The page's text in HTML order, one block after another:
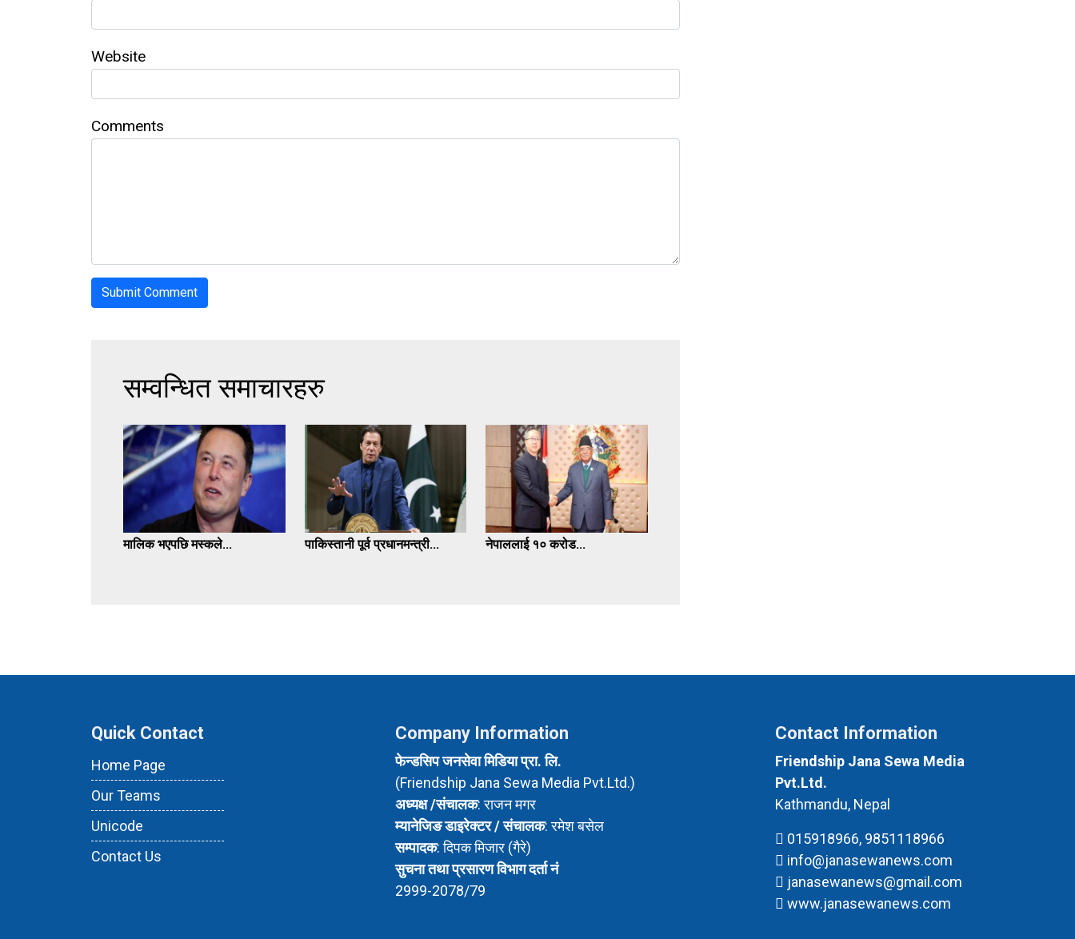
Website
Comments
सम्वन्धित समाचारहरु
मालिक भएपछि मस्कले... पाकिस्तानी पूर्व प्रधानमन्त्री... नेपाललाई १० करोड...
Quick Contact
Home Page
Our Teams
Unicode
Contact Us
Company Information
फेन्डसिप जनसेवा मिडिया प्रा. लि.
(Friendship Jana Sewa Media Pvt.Ltd.)
अध्यक्ष /संचालक: राजन मगर
म्यानेजिङ डाइरेक्टर / संचालक: रमेश बसेल
सम्पादक: दिपक मिजार (गैरे)
सुचना तथा प्रसारण विभाग दर्ता नं
2999-2078/79
Contact Information
Friendship Jana Sewa Media
Pvt.Ltd.
Kathmandu, Nepal
015918966, 9851118966
info@janasewanews.com
janasewanews@gmail.com
www.janasewanews.com